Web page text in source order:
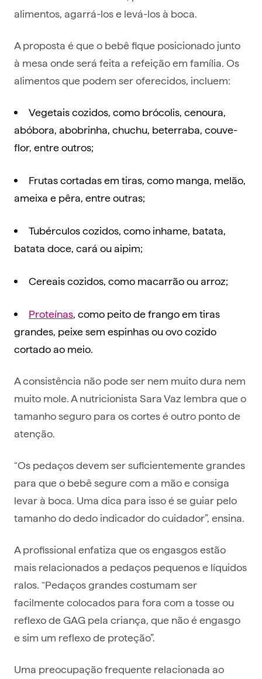
alimentos, agarrá-los e levá-los à boca.
A proposta é que o bebê fique posicionado junto
à mesa onde será feita a refeição em família. Os
alimentos que podem ser oferecidos, incluem:
Vegetais cozidos, como brócolis, cenoura,
abóbora, abobrinha, chuchu, beterraba, couve-
flor, entre outros;
Frutas cortadas em tiras, como manga, melão,
ameixa e pêra, entre outras;
Tubérculos cozidos, como inhame, batata,
batata doce, cará ou aipim;
Cereais cozidos, como macarrão ou arroz;
Proteínas, como peito de frango em tiras
grandes, peixe sem espinhas ou ovo cozido
cortado ao meio.
A consistência não pode ser nem muito dura nem
muito mole. A nutricionista Sara Vaz lembra que o
tamanho seguro para os cortes é outro ponto de
atenção.
“Os pedaços devem ser suficientemente grandes
para que o bebê segure com a mão e consiga
levar à boca. Uma dica para isso é se guiar pelo
tamanho do dedo indicador do cuidador”, ensina.
A profissional enfatiza que os engasgos estão
mais relacionados a pedaços pequenos e líquidos
ralos. “Pedaços grandes costumam ser
facilmente colocados para fora com a tosse ou
reflexo de GAG pela criança, que não é engasgo
e sim um reflexo de proteção”.
Uma preocupação frequente relacionada ao